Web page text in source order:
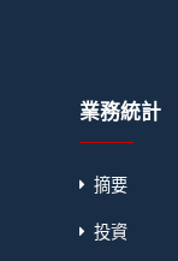
業務統計
摘要
投資